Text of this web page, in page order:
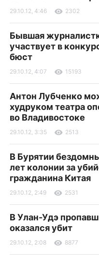
29.10.12, 4:46 2302
Бывшая
участвует в
бюст
29.10.12, 4:07 15193
Антон Лубченко
худруком театра
во Владивостоке
29.10.12, 3:35 2513
В Бурятии
лет колонии за
гражданина Китая
29.10.12, 2:49 2531
В Улан-Удэ
оказался убит
29.10.12, 2:08 8877